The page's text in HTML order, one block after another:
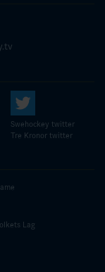
Swehockey twitter
Tre Kronor twitter
Lag